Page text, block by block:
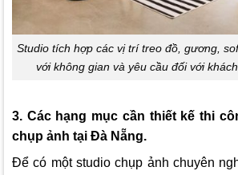
Studio tích hợp các vị trí treo đồ, gương,
với không gian và yêu cầu đối với
3. Các hạng mục cần thiết kế thi
chụp ảnh tại Đà Nẵng.
Để có một studio chụp ảnh chuyên